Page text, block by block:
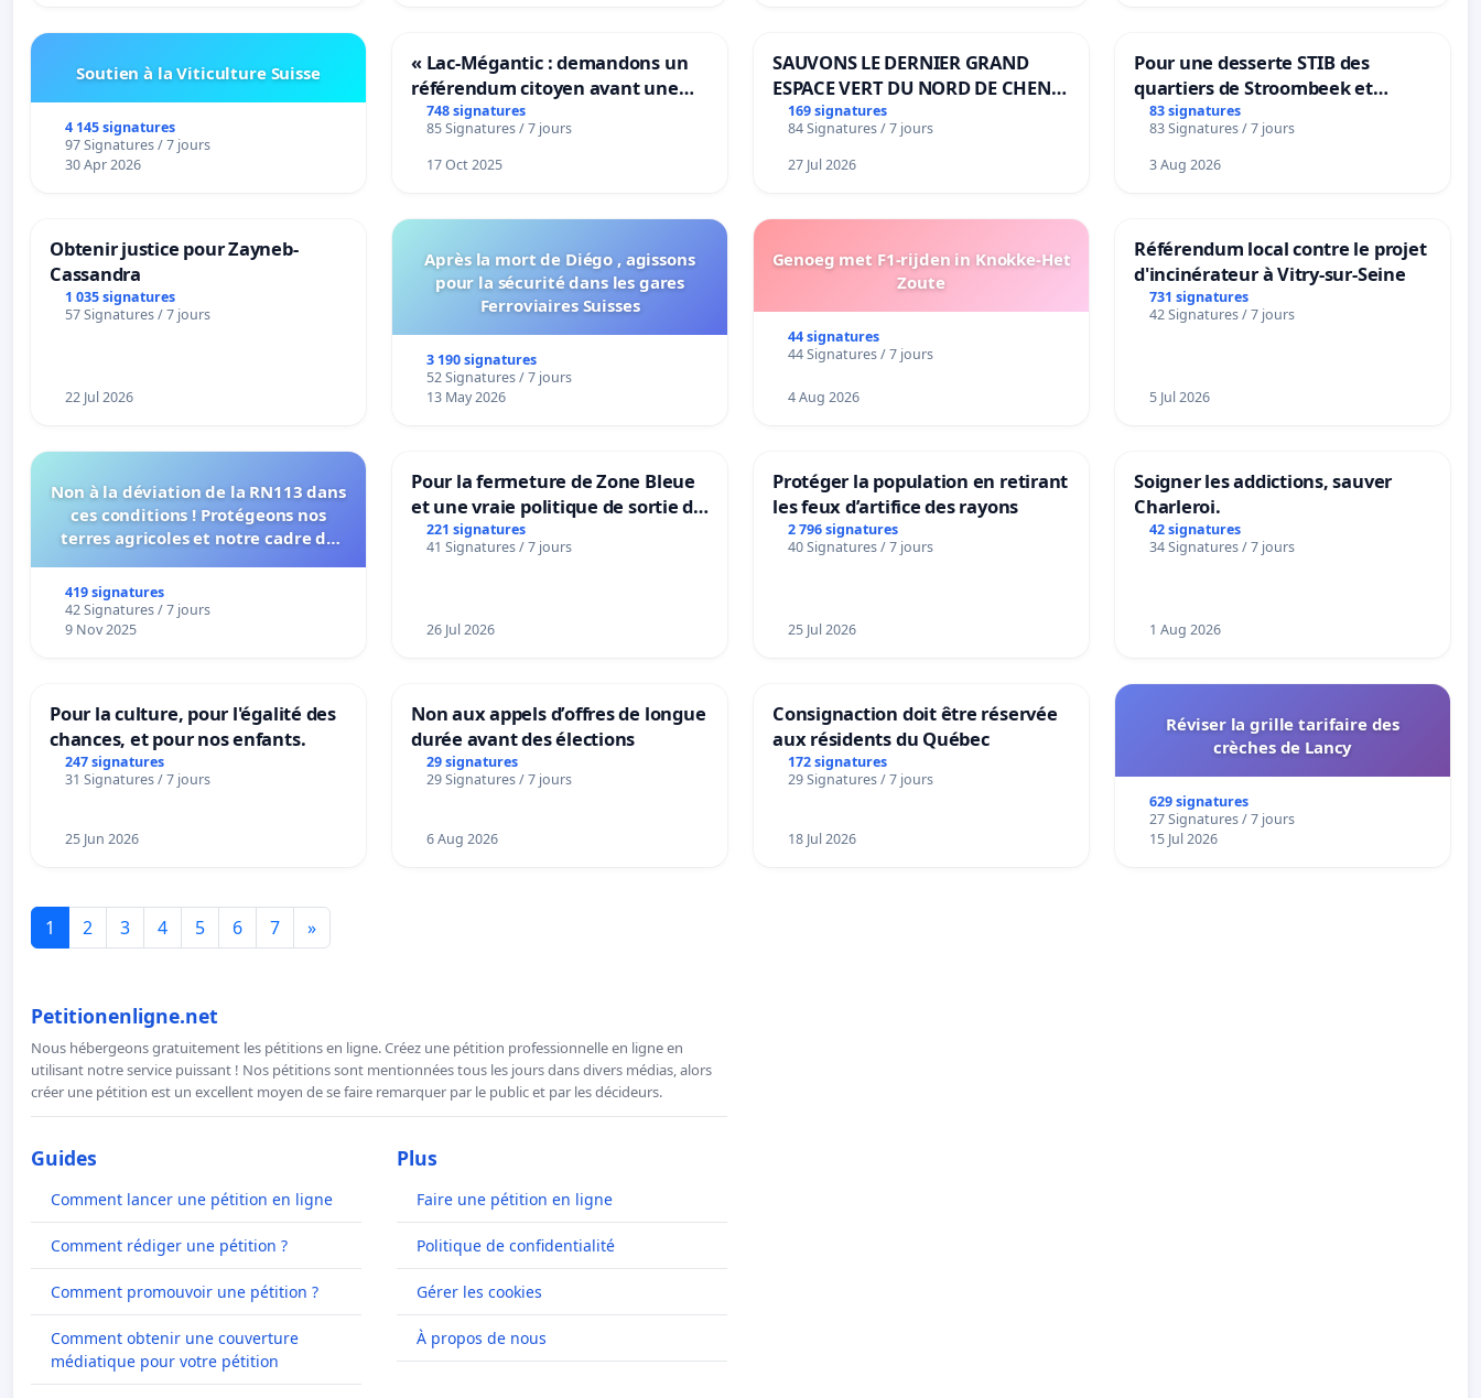
Soutien à la Viticulture Suisse
4 145 signatures
97 Signatures / 7 jours
30 Apr 2026
« Lac-Mégantic : demandons un
référendum citoyen avant une
transformation irréversible de
notre territoire »
748 signatures
85 Signatures / 7 jours
17 Oct 2025
SAUVONS LE DERNIER GRAND
ESPACE VERT DU NORD DE CHENE-
BOUGERIES
169 signatures
84 Signatures / 7 jours
27 Jul 2026
Pour une desserte STIB des
quartiers de Stroombeek et
Beauval - Voor een MIVB-
bediening van de wijken
Strombeek en Het Voor
83 signatures
83 Signatures / 7 jours
3 Aug 2026
Obtenir justice pour Zayneb-
Cassandra
1 035 signatures
57 Signatures / 7 jours
22 Jul 2026
Après la mort de Diégo , agissons
pour la sécurité dans les gares
Ferroviaires Suisses
3 190 signatures
52 Signatures / 7 jours
13 May 2026
Genoeg met F1-rijden in Knokke-Het
Zoute
44 signatures
44 Signatures / 7 jours
4 Aug 2026
Référendum local contre le projet
d'incinérateur à Vitry-sur-Seine
731 signatures
42 Signatures / 7 jours
5 Jul 2026
Non à la déviation de la RN113 dans
ces conditions ! Protégeons nos
terres agricoles et notre cadre de
419 signatures
42 Signatures / 7 jours
9 Nov 2025
Pour la fermeture de Zone Bleue
et une vraie politique de sortie de
la dépendance
221 signatures
41 Signatures / 7 jours
26 Jul 2026
Protéger la population en retirant
les feux d’artifice des rayons
2 796 signatures
40 Signatures / 7 jours
25 Jul 2026
Soigner les addictions, sauver
Charleroi.
42 signatures
34 Signatures / 7 jours
1 Aug 2026
Pour la culture, pour l'égalité des
chances, et pour nos enfants.
247 signatures
31 Signatures / 7 jours
25 Jun 2026
Non aux appels d’offres de longue
durée avant des élections
29 signatures
29 Signatures / 7 jours
6 Aug 2026
Consignaction doit être réservée
aux résidents du Québec
172 signatures
29 Signatures / 7 jours
18 Jul 2026
Réviser la grille tarifaire des
crèches de Lancy
629 signatures
27 Signatures / 7 jours
15 Jul 2026
1 2 3 4 5 6 7 »
Petitionenligne.net
Nous hébergeons gratuitement les pétitions en ligne. Créez une pétition professionnelle en ligne en
utilisant notre service puissant ! Nos pétitions sont mentionnées tous les jours dans divers médias, alors
créer une pétition est un excellent moyen de se faire remarquer par le public et par les décideurs.
Guides
Comment lancer une pétition en ligne
Comment rédiger une pétition ?
Comment promouvoir une pétition ?
Comment obtenir une couverture
médiatique pour votre pétition
Plus
Faire une pétition en ligne
Politique de confidentialité
Gérer les cookies
À propos de nous